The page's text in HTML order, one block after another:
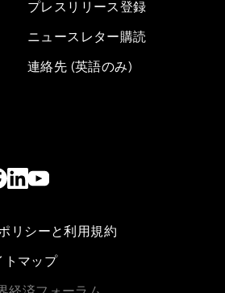
プレスリリース登録
ニュースレター購読
連絡先 (英語のみ)
リシーと利用規約
トマップ